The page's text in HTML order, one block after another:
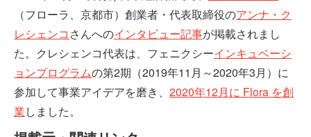
（フローラ、京都市）創業者・代表取締役のアンナ・ク
レシェンコ さんへのインタビュー記事が掲載されまし
た。クレシェンコ代表は、フェニクシーインキュベーシ
ョンプログラムの第2期（2019年11月～2020年3月）に
参加して事業アイデアを磨き、 2020年12月に Flora を創
業しました。